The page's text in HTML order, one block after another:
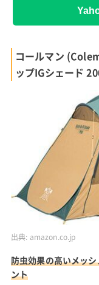
コールマン
ップIGシェード
出典: amazon.co.jp
防虫効果の高いメッ
ント